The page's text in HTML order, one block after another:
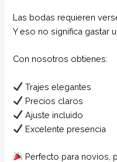
Las bodas requieren
Y eso no significa gastar
Con nosotros obtienes:
Trajes elegantes
Precios claros
Ajuste incluido
Excelente presencia
Perfecto para novios,